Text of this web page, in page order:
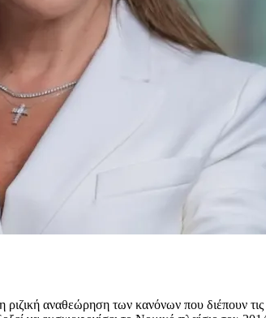
αναθεώρηση των κανόνων που διέπουν τις